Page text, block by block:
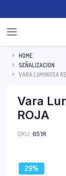
HOME
SEÑALIZACION
VARA LUMINOSA
Vara
ROJA
SKU: 651R
29%